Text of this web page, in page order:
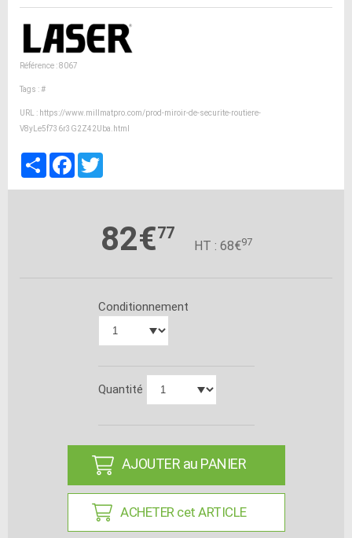
Référence : 8067
Tags :#
URL : https://www.millmatpro.com/prod-miroir-de-securite-routiere-
V8yLe5f736r3G2Z42Uba.html
PartagerFacebook
82€77
HT : 68€97
Conditionnement
Quantité
AJOUTER au PANIER
ACHETER cet ARTICLE